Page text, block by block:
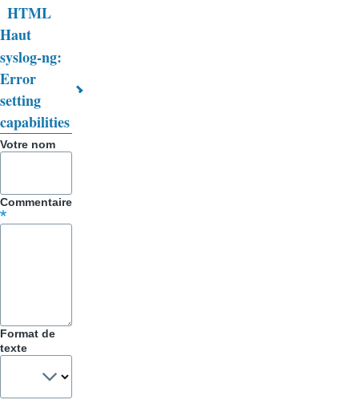
livre
pour
Trucs
&
Astuces
HTML
Haut
syslog-ng:
Error
setting
capabilities
Votre nom
Commentaire
Format de
texte